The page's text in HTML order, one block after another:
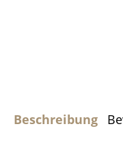
Beschreibung